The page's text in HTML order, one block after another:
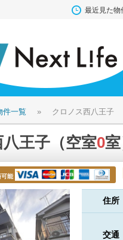
最近見た物
件一覧 » クロノス西八王子
王子（空室0室
可能
住所
交通